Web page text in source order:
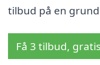
tilbud på en
Få 3 tilbud,